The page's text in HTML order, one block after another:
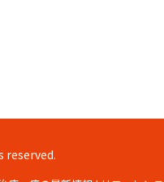
reserved.